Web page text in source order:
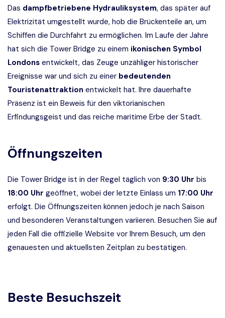
Das dampfbetriebene Hydrauliksystem, das später auf
Elektrizität umgestellt wurde, hob die Brückenteile an, um
Schiffen die Durchfahrt zu ermöglichen. Im Laufe der Jahre
hat sich die Tower Bridge zu einem ikonischen Symbol
Londons entwickelt, das Zeuge unzähliger historischer
Ereignisse war und sich zu einer bedeutenden
Touristenattraktion entwickelt hat. Ihre dauerhafte
Präsenz ist ein Beweis für den viktorianischen
Erfindungsgeist und das reiche maritime Erbe der Stadt.
Öffnungszeiten
Die Tower Bridge ist in der Regel täglich von 9:30 Uhr bis
18:00 Uhr geöffnet, wobei der letzte Einlass um 17:00 Uhr
erfolgt. Die Öffnungszeiten können jedoch je nach Saison
und besonderen Veranstaltungen variieren. Besuchen Sie auf
jeden Fall die offizielle Website vor Ihrem Besuch, um den
genauesten und aktuellsten Zeitplan zu bestätigen.
Beste Besuchszeit